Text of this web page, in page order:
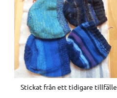
Stickat från ett tidigare tillfälle